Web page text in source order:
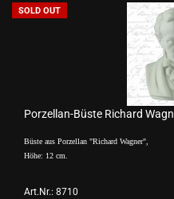
SOLD OUT
Porzellan-Büste Richard
Büste aus Porzellan "Richard Wagner",
Höhe: 12 cm.
Art.Nr.: 8710